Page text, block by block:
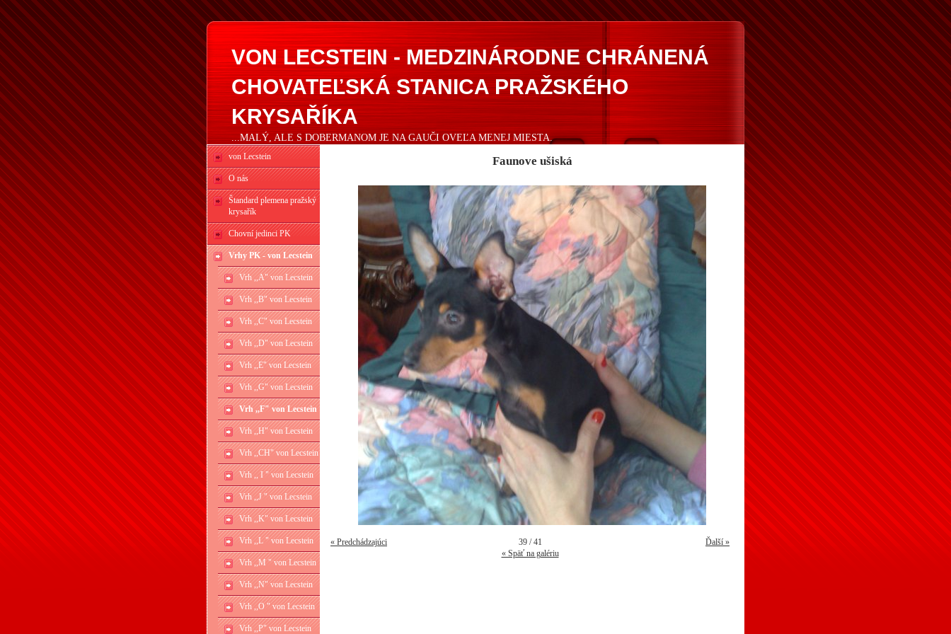
VON LECSTEIN - MEDZINÁRODNE CHRÁNENÁ
CHOVATEĽSKÁ STANICA PRAŽSKÉHO
KRYSAŘÍKA
...MALÝ, ALE S DOBERMANOM JE NA GAUČI OVEĽA MENEJ MIESTA.
von Lecstein
O nás
Štandard plemena pražský
krysařík
Chovní jedinci PK
Vrhy PK - von Lecstein
Vrh ,,A" von Lecstein
Vrh ,,B" von Lecstein
Vrh ,,C" von Lecstein
Vrh ,,D" von Lecstein
Vrh ,,E" von Lecstein
Vrh ,,G" von Lecstein
Vrh ,,F" von Lecstein
Vrh ,,H" von Lecstein
Vrh ,,CH" von Lecstein
Vrh ,, I " von Lecstein
Vrh ,,J " von Lecstein
Vrh ,,K" von Lecstein
Vrh ,,L " von Lecstein
Vrh ,,M " von Lecstein
Vrh ,,N" von Lecstein
Vrh ,,O " von Lecstein
Vrh ,,P" von Lecstein
Faunove ušiská
« Predchádzajúci 39 / 41
Ďalší »
« Späť na galériu